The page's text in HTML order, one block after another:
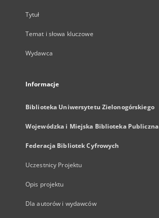
Tytuł
Temat i słowa kluczowe
Wydawca
Informacje
Biblioteka Uniwersytetu Zielonogórskiego
Wojewódzka i Miejska Biblioteka Publiczna
Federacja Bibliotek Cyfrowych
Uczestnicy Projektu
Opis projektu
Dla autorów i wydawców